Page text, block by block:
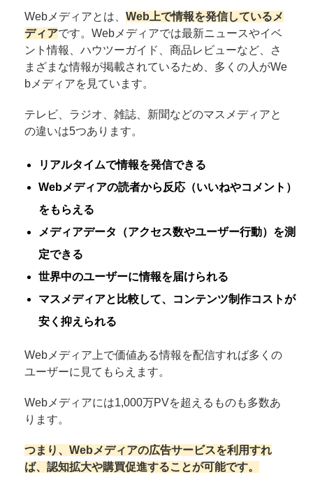
Webメディアとは、 Web上で情報を発信しているメ
ディアです。Webメディアでは最新ニュースやイベ
ント情報、ハウツーガイド、商品レビューなど、さ
まざまな情報が掲載されているため、多くの人がWe
bメディアを見ています。
テレビ、ラジオ、雑誌、新聞などのマスメディアと
の違いは5つあります。
リアルタイムで情報を発信できる
Webメディアの読者から反応（いいねやコメント）
をもらえる
メディアデータ（アクセス数やユーザー行動）を測
定できる
世界中のユーザーに情報を届けられる
マスメディアと比較して、コンテンツ制作コストが
安く抑えられる
Webメディア上で価値ある情報を配信すれば多くの
ユーザーに見てもらえます。
Webメディアには1,000万PVを超えるものも多数あ
ります。
つまり、Webメディアの広告サービスを利用すれ
ば、認知拡大や購買促進することが可能です。